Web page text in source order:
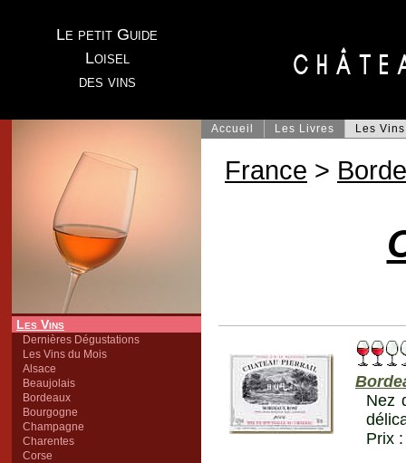
Le petit Guide
Loisel
des vins
Les Vins
Dernières Dégustations
Les Vins du Mois
Alsace
Beaujolais
Bordeaux
Bourgogne
Champagne
Charentes
Corse
Accueil Les Livres Les Vins
France >
Nez
Prix :